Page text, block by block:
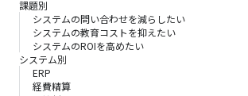
課題別
システムの問い合わせを減らしたい
システムの教育コストを抑えたい
システムのROIを高めたい
システム別
ERP
経費精算